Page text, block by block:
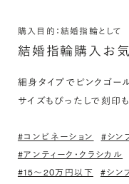
購入目的：結婚指輪として
結婚指輪購入お気
細身タイプでピンクゴー
サイズもぴったしで刻印
#コンビネーション #シン
#アンティーク・クラシカル
#15〜20万円以下
#シン